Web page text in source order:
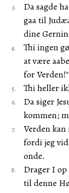
Da sagde
gaa til
dine
Thi ingen
at være
for Verden!"
Thi heller
Da siger
kommen;
Verden
fordi jeg
onde.
Drager I
til denne